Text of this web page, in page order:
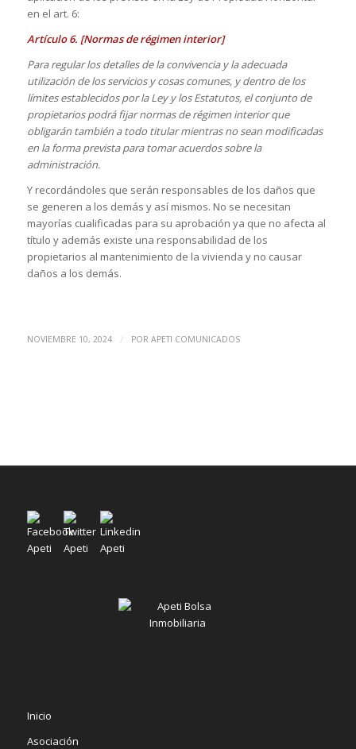
en el art. 6:
Artículo 6. [Normas de régimen interior]
Para regular los detalles de la convivencia y la adecuada
utilización de los servicios y cosas comunes, y dentro de los
límites establecidos por la Ley y los Estatutos, el conjunto de
propietarios podrá fijar normas de régimen interior que
obligarán también a todo titular mientras no sean modificadas
en la forma prevista para tomar acuerdos sobre la
administración.
Y recordándoles que serán responsables de los daños que
se generen a los demás y así mismos. No se necesitan
mayorías cualificadas para su aprobación ya que no afecta al
título y además existe una responsabilidad de los
propietarios al mantenimiento de la vivienda y no causar
daños a los demás.
NOVIEMBRE 10, 2024 / POR APETI COMUNICADOS
Inicio
Asociación